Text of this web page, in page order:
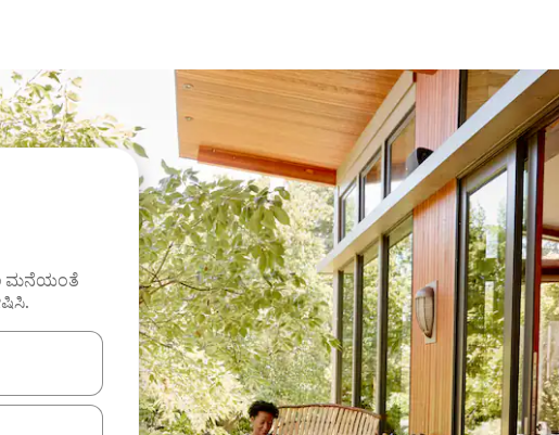
ಮನೆಯಂತೆ
ಕೀಲಿಗಳೊಂದಿಗೆ ನ್ಯಾವಿಗೇಟ್ ಮಾಡಿ ಅಥವಾ ಸ್ಪರ್ಶ ಅಥವಾ ಸ್ವೈಪ್ ಗೆಸ್ಚರ್‌ಗಳ ಮೂಲಕ ಅನ್ವೇಷಿಸಿ.